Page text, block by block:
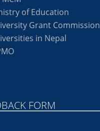
of Education
Grant Commission
in Nepal
FORM